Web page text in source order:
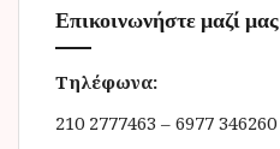
Επικοινωνήστε μαζί μας
Τηλέφωνα:
210 2777463 – 6977 346260